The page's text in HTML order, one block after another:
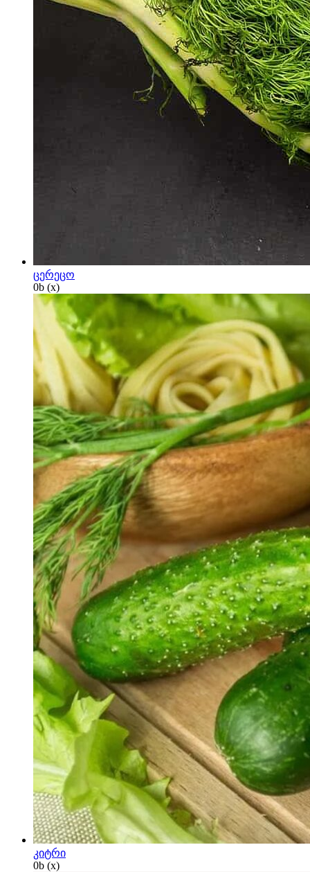
ცერეცო
0b (x)
კიტრი
0b (x)